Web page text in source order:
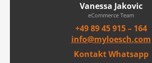
Vanessa Jakovic
eCommerce Team
+49 89 45 915 – 164
info@myloesch.com
Kontakt Whatsapp